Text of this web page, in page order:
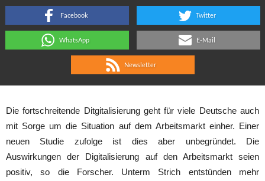
Facebook Twitter
WhatsApp E-Mail
Newsletter
Die fortschreitende Ditgitalisierung geht für viele Deutsche auch
mit Sorge um die Situation auf dem Arbeitsmarkt einher. Einer
neuen Studie zufolge ist dies aber unbegründet. Die
Auswirkungen der Digitalisierung auf den Arbeitsmarkt seien
positiv, so die Forscher. Unterm Strich entstünden mehr